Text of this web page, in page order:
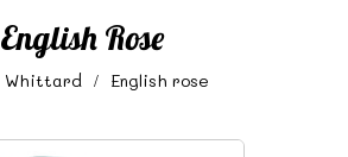
English Rose
Whittard English rose